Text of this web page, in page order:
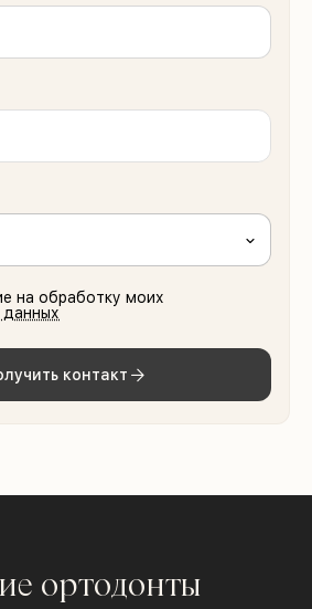
на обработку моих
данных
контакт
ортодонты